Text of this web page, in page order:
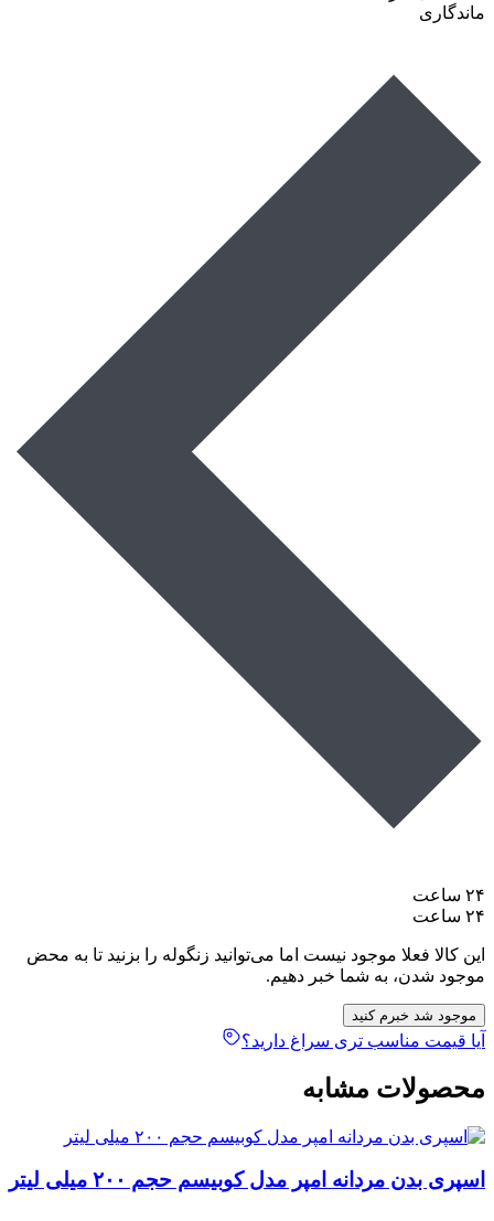
ماندگاری
۲۴ ساعت
۲۴ ساعت
این کالا فعلا موجود نیست اما می‌توانید زنگوله را بزنید تا به محض
موجود شدن، به شما خبر دهیم.
موجود شد خبرم کنید
آیا قیمت مناسب تری سراغ دارید؟
محصولات مشابه
اسپری بدن مردانه امپر مدل کوبیسم حجم ۲۰۰ میلی لیتر